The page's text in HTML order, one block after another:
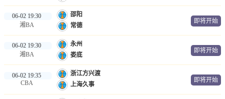
06-02 19:30
湘BA
邵阳
常德
即将开始
06-02 19:30
湘BA
永州
娄底
即将开始
06-02 19:35
CBA
浙江方兴渡
上海久事
即将开始